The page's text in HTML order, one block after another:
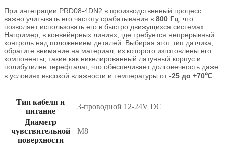
При интеграции PRD08-4DN2 в производственный процесс
важно учитывать его частоту срабатывания в 800 Гц , что
позволяет использовать его в быстро движущихся системах.
Например, в конвейерных линиях, где требуется непрерывный
контроль над положением деталей. Выбирая этот тип датчика,
обратите внимание на материал, из которого изготовлены его
компоненты, такие как никелированный латунный корпус и
полибутилен терефталат, что обеспечивает долговечность даже
в условиях высокой влажности и температуры от-25 до +70℃
Тип кабеля и
питание
3-проводной 12-24V DC
Диаметр
чувствительной
поверхности
M8